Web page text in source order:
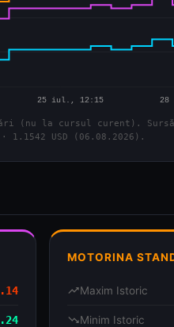
la cursul curent).
· 1.1542 USD (06.08.2026).
MOTORINA
trending_upMaxim Istoric
trending_downMinim Istoric